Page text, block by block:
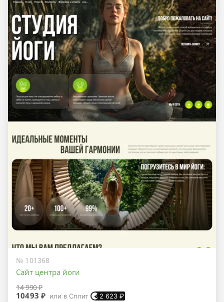
№ 101368
Сайт центра йоги
14 990 ₽
10493 ₽ или в Сплит 2 623 ₽